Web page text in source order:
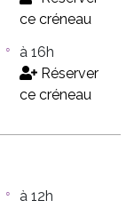
ce créneau
à 16h
Réserver
ce créneau
à 12h